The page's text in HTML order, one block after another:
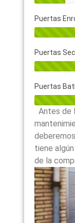
Puertas
Puertas
Puertas
Antes de
tiene
de la